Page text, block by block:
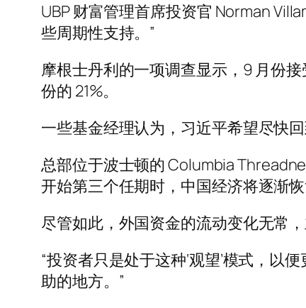
UBP 财富管理首席投资官 Norman
些周期性支持。”
摩根士丹利的一项调查显示，9 月份
份的 21%。
一些基金经理认为，习近平希望尽快
总部位于波士顿的 Columbia
开始第三个任期时，中国经济将逐渐恢
尽管如此，外国资金的流动变化无常，
“投资者只是处于这种‘观望’模式，以
助的地方。”